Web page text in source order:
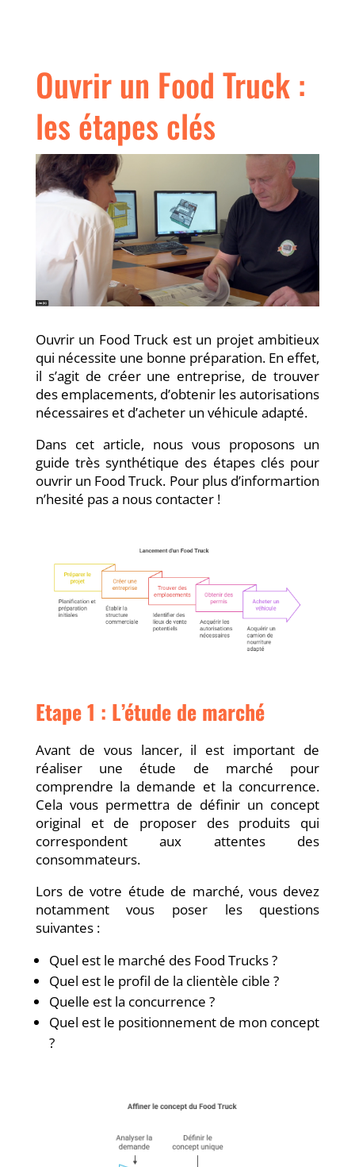
Ouvrir un Food Truck :
les étapes clés
Ouvrir un Food Truck est un projet ambitieux
qui nécessite une bonne préparation. En effet,
il s’agit de créer une entreprise, de trouver
des emplacements, d’obtenir les autorisations
nécessaires et d’acheter un véhicule adapté.
Dans cet article, nous vous proposons un
guide très synthétique des étapes clés pour
ouvrir un Food Truck. Pour plus d’informartion
n’hesité pas a nous contacter !
Etape 1 : L’étude de marché
Avant de vous lancer, il est important de
réaliser une étude de marché pour
comprendre la demande et la concurrence.
Cela vous permettra de définir un concept
original et de proposer des produits qui
correspondent aux attentes des
consommateurs.
Lors de votre étude de marché, vous devez
notamment vous poser les questions
suivantes :
Quel est le marché des Food Trucks ?
Quel est le profil de la clientèle cible ?
Quelle est la concurrence ?
Quel est le positionnement de mon concept
?